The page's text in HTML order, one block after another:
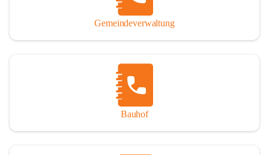
Gemeindeverwaltung
Bauhof